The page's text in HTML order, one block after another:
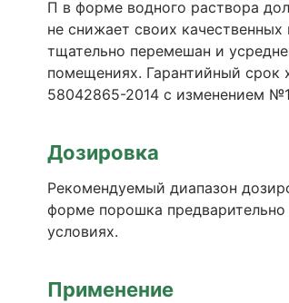
П в форме водного раствора
не снижает своих
тщательно перемешан и
помещениях. Гарантийный срок
58042865-2014 с изменением
Дозировка
Рекомендуемый диапазон
форме порошка предварительно
условиях.
Применение